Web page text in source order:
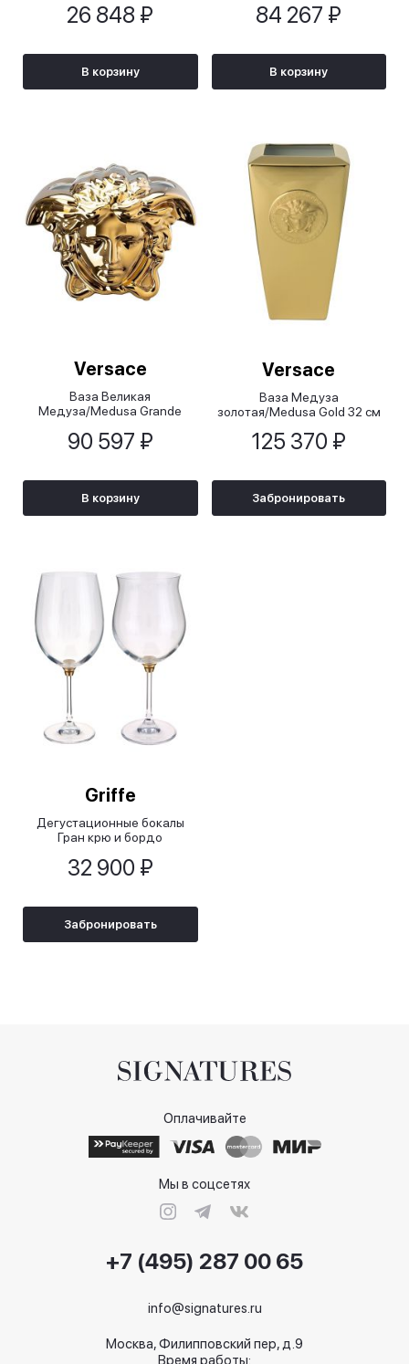
26 848 ₽
В корзину
84 267 ₽
В корзину
Versace
Ваза Великая
Медуза/Medusa Grande
90 597 ₽
В корзину
Versace
Ваза Медуза
золотая/Medusa Gold 32 см
125 370 ₽
Забронировать
Griffe
Дегустационные бокалы
Гран крю и бордо
Bordeaux Gira e Rigira (2 шт),
золотые
32 900 ₽
Забронировать
Оплачивайте
Мы в соцсетях
+7 (495) 287 00 65
info@signatures.ru
Москва, Филипповский пер, д.9
Время работы: